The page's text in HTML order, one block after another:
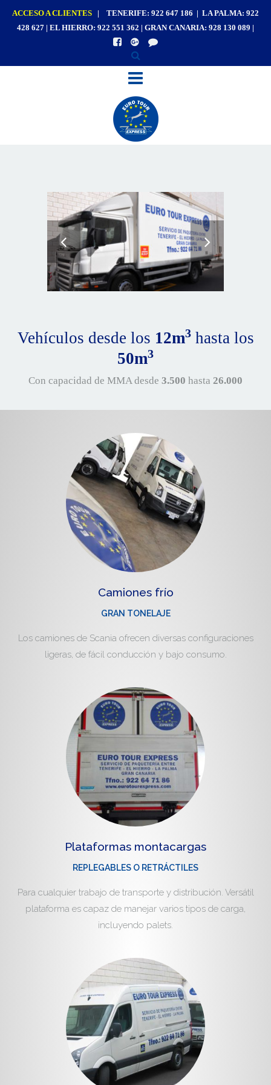
ACCESO A CLIENTES
| TENERIFE: 922 647 186 | LA PALMA: 922
428 627 | EL HIERRO: 922 551 362 | GRAN CANARIA: 928 130 089 |
View Details
Vehículos desde los 12m3hasta los
50m3
Con capacidad de MMA desde 3.500 hasta 26.000
Camiones frío
GRAN TONELAJE
Los camiones de Scania ofrecen diversas configuraciones
ligeras, de fácil conducción y bajo consumo.
Plataformas montacargas
REPLEGABLES O RETRÁCTILES
Para cualquier trabajo de transporte y distribución. Versátil
plataforma es capaz de manejar varios tipos de carga,
incluyendo palets.